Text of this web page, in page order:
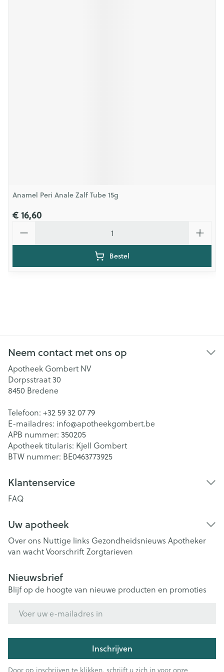
Anamel Peri Anale Zalf Tube 15g
€ 16,60
Bestel
Neem contact met ons op
Apotheek Gombert NV
Dorpsstraat 30
8450 Bredene
Telefoon: +32 59 32 07 79
E-mailadres: info@apotheekgombert.be
APB nummer: 350205
Apotheek titularis: Kjell Gombert
BTW nummer: BE0463773925
Klantenservice
FAQ
Uw apotheek
Over ons Nuttige links Gezondheidsnieuws Apotheker
van wachtVoorschriftZorgtarieven
Nieuwsbrief
Blijf op de hoogte van nieuwe producten en promoties
Inschrijven
Door op inschrijven te klikken, schrijft u zich in voor onze